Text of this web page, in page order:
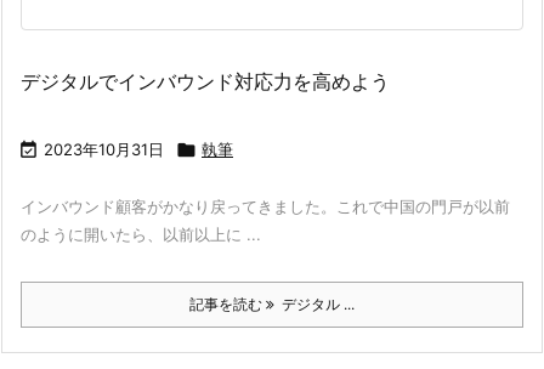
デジタルでインバウンド対応力を高めよう
 2023年10月31日  執筆
インバウンド顧客がかなり戻ってきました。これで中国の門戸が以前
のように開いたら、以前以上に ...
記事を読む デジタル ...